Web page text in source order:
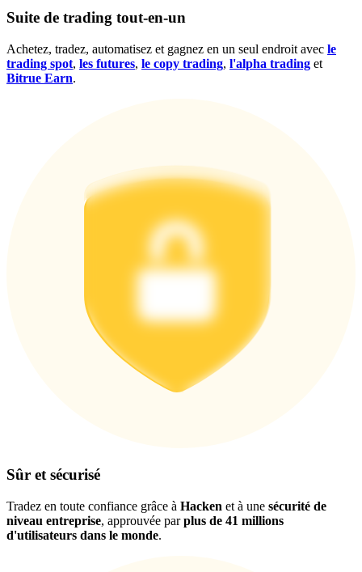
Se connecterS'inscrire
récompenses
l'application Bitrue
Suite de trading tout-en-un
Achetez, tradez, automatisez et gagnez en un seul endroit avec le
trading spot, les futures, le copy trading, l'alpha trading et
Bitrue Earn.
Sûr et sécurisé
Tradez en toute confiance grâce à Hacken et à une sécurité de
niveau entreprise, approuvée parplus de 41 millions
d'utilisateurs dans le monde.